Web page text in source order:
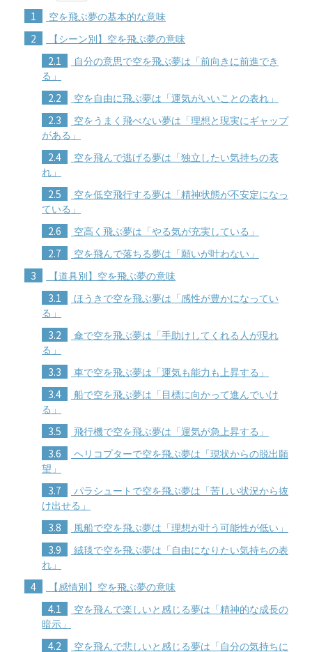
1 空を飛ぶ夢の基本的な意味
2 【シーン別】空を飛ぶ夢の意味
2.1
自分の意思で空を飛ぶ夢は「前向きに前進でき
る」
2.2 空を自由に飛ぶ夢は「運気がいいことの表れ」
2.3
空をうまく飛べない夢は「理想と現実にギャップ
がある」
2.4
空を飛んで逃げる夢は「独立したい気持ちの表
れ」
2.5
空を低空飛行する夢は「精神状態が不安定になっ
ている」
2.6 空高く飛ぶ夢は「やる気が充実している」
2.7 空を飛んで落ちる夢は「願いが叶わない」
3 【道具別】空を飛ぶ夢の意味
3.1
ほうきで空を飛ぶ夢は「感性が豊かになってい
る」
3.2
傘で空を飛ぶ夢は「手助けしてくれる人が現れ
る」
3.3 車で空を飛ぶ夢は「運気も能力も上昇する」
3.4
船で空を飛ぶ夢は「目標に向かって進んでいけ
る」
3.5 飛行機で空を飛ぶ夢は「運気が急上昇する」
3.6
ヘリコプターで空を飛ぶ夢は「現状からの脱出願
望」
3.7
パラシュートで空を飛ぶ夢は「苦しい状況から抜
け出せる」
3.8 風船で空を飛ぶ夢は「理想が叶う可能性が低い」
3.9
絨毯で空を飛ぶ夢は「自由になりたい気持ちの表
れ」
4 【感情別】空を飛ぶ夢の意味
4.1
空を飛んで楽しいと感じる夢は「精神的な成長の
暗示」
4.2
空を飛んで悲しいと感じる夢は「自分の気持ちに